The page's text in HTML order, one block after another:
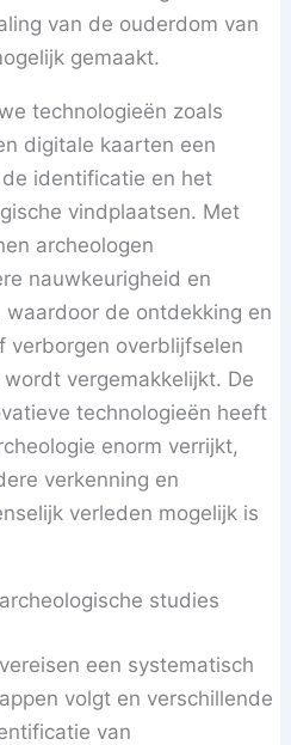
van de ouderdom van
gemaakt.
technologieën zoals
digitale kaarten een
identificatie en het
vindplaatsen. Met
archeologen
nauwkeurigheid en
de ontdekking en
verborgen overblijfselen
vergemakkelijkt. De
technologieën heeft
enorm verrijkt,
verkenning en
verleden mogelijk is
studies
een systematisch
volgt en verschillende
van